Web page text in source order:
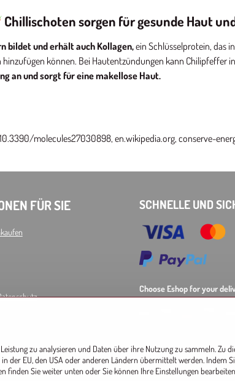
Chillischoten sorgen für gesunde Haut
bildet und erhält auch Kollagen,ein Schlüsselprotein, das
können. Bei Hautentzündungen kann Chilipfeffer
an und sorgt für eine makellose Haut.
molecules27030898, en.wikipedia.org, conserve-
FÜR SIE SCHNELLE UND
Choose Eshop for your
zu analysieren und Daten über ihre Nutzung zu sammeln. Zu
EU, den USA oder anderen Ländern übermittelt werden. Indem
Sie weiter unten oder Sie können Ihre Einstellungen bearbeiten.